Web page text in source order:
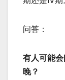
​​问答：​​
有人可能
晚？